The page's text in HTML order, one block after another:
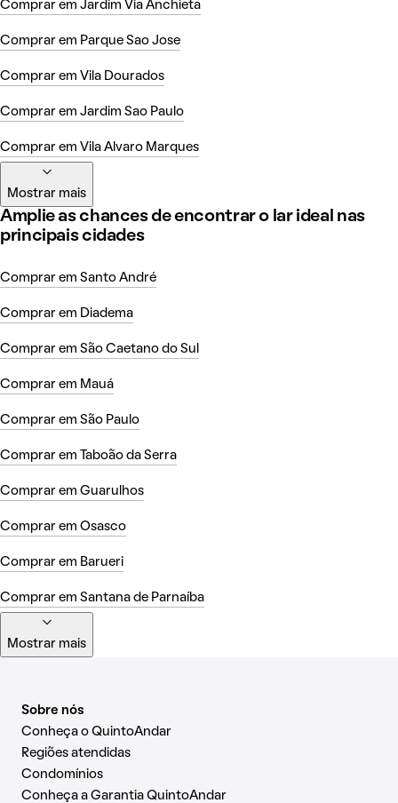
Comprar em Jardim Via Anchieta
Comprar em Parque Sao Jose
Comprar em Vila Dourados
Comprar em Jardim Sao Paulo
Comprar em Vila Alvaro Marques
Mostrar mais
Amplie as chances de encontrar o lar ideal nas
principais cidades
Comprar em Santo André
Comprar em Diadema
Comprar em São Caetano do Sul
Comprar em Mauá
Comprar em São Paulo
Comprar em Taboão da Serra
Comprar em Guarulhos
Comprar em Osasco
Comprar em Barueri
Comprar em Santana de Parnaíba
Mostrar mais
Sobre nós
Conheça o QuintoAndar
Regiões atendidas
Condomínios
Conheça a Garantia QuintoAndar